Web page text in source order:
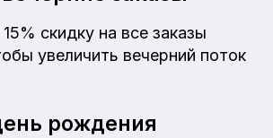
скидку на все заказы
увеличить вечерний поток
рождения